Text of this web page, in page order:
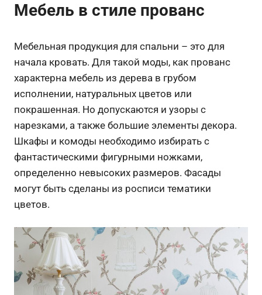
Мебель в стиле прованс
Мебельная продукция для спальни – это для
начала кровать. Для такой моды, как прованс
характерна мебель из дерева в грубом
исполнении, натуральных цветов или
покрашенная. Но допускаются и узоры с
нарезками, а также большие элементы декора.
Шкафы и комоды необходимо избирать с
фантастическими фигурными ножками,
определенно невысоких размеров. Фасады
могут быть сделаны из росписи тематики
цветов.